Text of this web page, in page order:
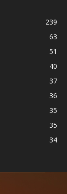
239
63
51
40
37
36
35
35
34